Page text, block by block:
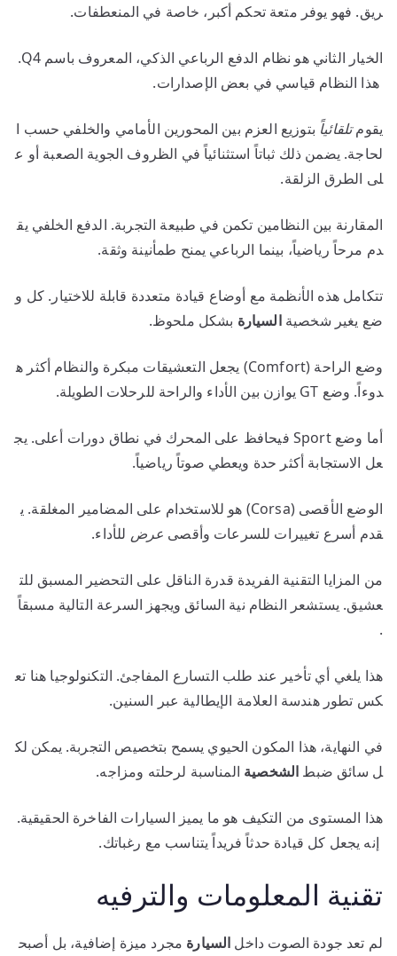
ريق. فهو يوفر متعة تحكم أكبر، خاصة في المنعطفات.
الخيار الثاني هو نظام الدفع الرباعي الذكي، المعروف باسم Q4.
هذا النظام قياسي في بعض الإصدارات.
يقومتلقائياً بتوزيع العزم بين المحورين الأمامي والخلفي حسب ا
لحاجة. يضمن ذلك ثباتاً استثنائياً في الظروف الجوية الصعبة أو ع
لى الطرق الزلقة.
المقارنة بين النظامين تكمن في طبيعة التجربة. الدفع الخلفي يق
دم مرحاً رياضياً، بينما الرباعي يمنح طمأنينة وثقة.
تتكامل هذه الأنظمة مع أوضاع قيادة متعددة قابلة للاختيار. كل و
ضع يغير شخصيةالسيارة بشكل ملحوظ.
وضع الراحة (Comfort) يجعل التعشيقات مبكرة والنظام أكثر ه
دوءاً. وضع GT يوازن بين الأداء والراحة للرحلات الطويلة.
أما وضع Sport فيحافظ على المحرك في نطاق دورات أعلى. يج
عل الاستجابة أكثر حدة ويعطي صوتاً رياضياً.
الوضع الأقصى (Corsa) هو للاستخدام على المضامير المغلقة. ي
قدم أسرع تغييرات للسرعات وأقصى عرض للأداء.
من المزايا التقنية الفريدة قدرة الناقل على التحضير المسبق للت
عشيق. يستشعر النظام نية السائق ويجهز السرعة التالية مسبقاً
.
هذا يلغي أي تأخير عند طلب التسارع المفاجئ. التكنولوجيا هنا تع
كس تطور هندسة العلامة الإيطالية عبر السنين.
في النهاية، هذا المكون الحيوي يسمح بتخصيص التجربة. يمكن لك
ل سائق ضبط الشخصية المناسبة لرحلته ومزاجه.
هذا المستوى من التكيف هو ما يميز السيارات الفاخرة الحقيقية.
إنه يجعل كل قيادة حدثاً فريداً يتناسب مع رغباتك.
تقنية المعلومات والترفيه
لم تعد جودة الصوت داخل السيارة مجرد ميزة إضافية، بل أصبح